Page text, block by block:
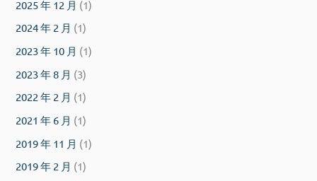
2025 年 12 月 (1)
2024 年 2 月 (1)
2023 年 10 月 (1)
2023 年 8 月 (3)
2022 年 2 月 (1)
2021 年 6 月 (1)
2019 年 11 月 (1)
2019 年 2 月 (1)